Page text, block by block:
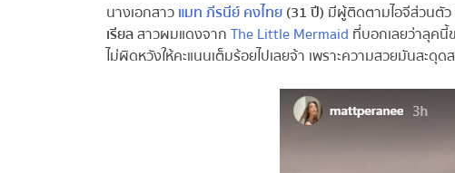
นางเอกสาวแมท ภีรนีย์ คงไทย(31 ปี)มีผู้ติดตามไอจีส่วนตัว
เรียลสาวผมแดงจากThe Little Mermaidที่บอกเลยว่าลุคนี้
ไม่ผิดหวังให้คะแนนเต็มร้อยไปเลยจ้า เพราะความสวยมันสะดุดส